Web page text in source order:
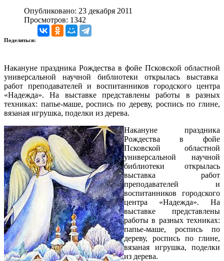
Опубликовано: 23 декабря 2011
Просмотров: 1342
Поделиться:
Накануне праздника Рождества в фойе Псковской областной
универсальной научной библиотеки открылась выставка
работ преподавателей и воспитанников городского центра
«Надежда». На выставке представлены работы в разных
техниках: папье-маше, роспись по дереву, роспись по глине,
вязаная игрушка, поделки из дерева.
Накануне праздника
Рождества в фойе
Псковской областной
универсальной научной
библиотеки открылась
выставка работ
преподавателей и
воспитанников городского
центра «Надежда». На
выставке представлены
работы в разных техниках:
папье-маше, роспись по
дереву, роспись по глине,
вязаная игрушка, поделки
из дерева.